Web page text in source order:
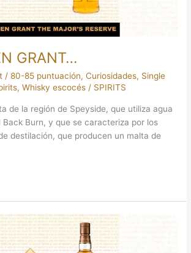
GRANT…
/80-85 puntuación,Curiosidades, Single
,Whisky escocés / SPIRITS
de la región de Speyside, que utiliza agua
Back Burn, y que se caracteriza por los
destilación, que producen un malta de